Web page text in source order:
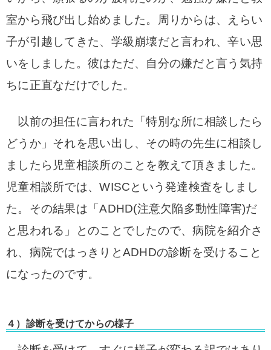
室から飛び出し始めました。
周りからは、えらい
子が引越してきた、学級崩壊だと言われ、辛い思
いをしました。 彼はただ、自分の嫌だと言う気持
ちに正直なだけでした。
以前の担任に言われた「特別な所に相談したら
どうか」 それを思い出し、その時の先生に相談し
ましたら 児童相談所のことを教えて頂きました。
児童相談所では、WISCという発達検査をしまし
た。 その結果は「ADHD(注意欠陥多動性障害)だ
と思われる」とのことでしたので、病院を紹介さ
れ、 病院ではっきりとADHDの診断を受けること
になったのです。
４）診断を受けてからの様子